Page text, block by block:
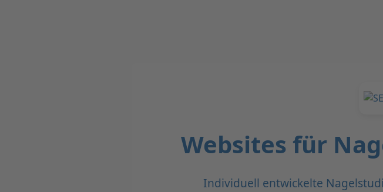
Websites für
Individuell entwickelte